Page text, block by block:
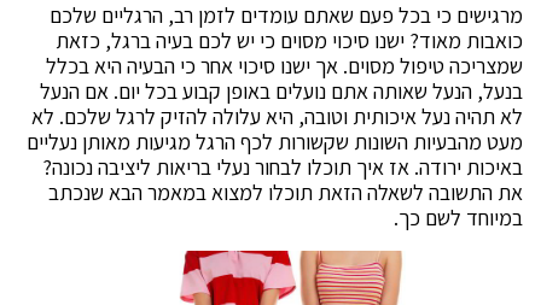
מרגישים כי בכל פעם שאתם עומדים לזמן רב, הרגליים שלכם
כואבות מאוד? ישנו סיכוי מסוים כי יש לכם בעיה ברגל, כזאת
שמצריכה טיפול מסוים. אך ישנו סיכוי אחר כי הבעיה היא בכלל
בנעל, הנעל שאותה אתם נועלים באופן קבוע בכל יום. אם הנעל
לא תהיה נעל איכותית וטובה, היא עלולה להזיק לרגל שלכם. לא
מעט מהבעיות השונות שקשורות לכף הרגל מגיעות מאותן נעליים
באיכות ירודה. אז איך תוכלו לבחור נעלי בריאות ליציבה נכונה?
את התשובה לשאלה הזאת תוכלו למצוא במאמר הבא שנכתב
במיוחד לשם כך.